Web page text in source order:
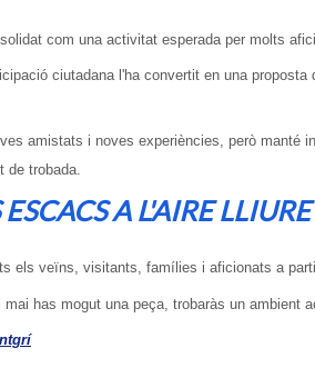
com una activitat esperada per molts
ciutadana l'ha convertit en una
amistats i noves experiències, però manté
trobada.
A L'AIRE LLIURE
els veïns, visitants, famílies i aficionats a
has mogut una peça, trobaràs un ambient